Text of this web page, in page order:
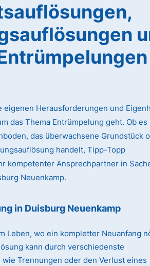
eigenen Herausforderungen und
das Thema Entrümpelung geht. Ob es
das überwachsene Grundstück
handelt, Tipp-Topp
kompetenter Ansprechpartner in
Neuenkamp.
in Duisburg Neuenkamp
Leben, wo ein kompletter Neuanfang
kann durch verschiedenste
Trennungen oder den Verlust eines